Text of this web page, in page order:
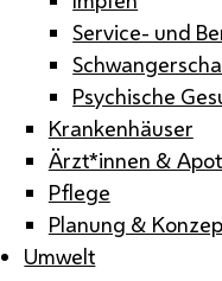
Service- und
Psychische
Krankenhäuser
Ärzt*innen &
Pflege
Planung &
Umwelt